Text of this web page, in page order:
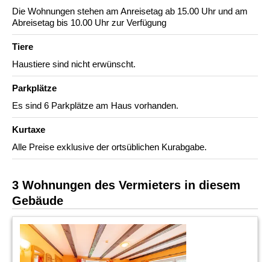
Die Wohnungen stehen am Anreisetag ab 15.00 Uhr und am
Abreisetag bis 10.00 Uhr zur Verfügung
Tiere
Haustiere sind nicht erwünscht.
Parkplätze
Es sind 6 Parkplätze am Haus vorhanden.
Kurtaxe
Alle Preise exklusive der ortsüblichen Kurabgabe.
3 Wohnungen des Vermieters in diesem
Gebäude